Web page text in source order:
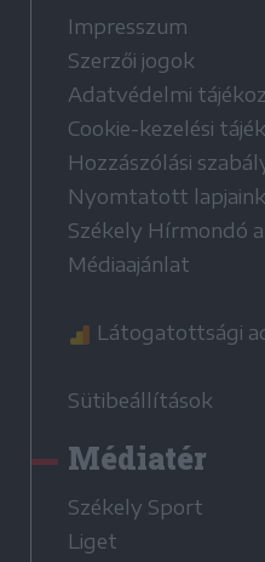
Impresszum
Szerzői jogok
Adatvédelmi
Cookie-kezelési
Hozzászólási
Nyomtatott
Székely Hírmondó
Médiaajánlat
Látogatottsági
Sütibeállítások
Médiatér
Székely Sport
Liget